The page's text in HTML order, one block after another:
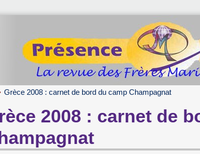
Grèce 2008 : carnet de bord du camp Champagnat
2008 : carnet de